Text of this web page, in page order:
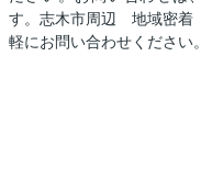
す。志木市周辺 地域密着
軽にお問い合わせください。